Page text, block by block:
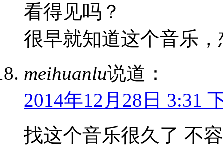
看得见吗？
很早就知道这个音乐
meihuanlu说道：
2014年12月28日 3:31
找这个音乐很久了 不